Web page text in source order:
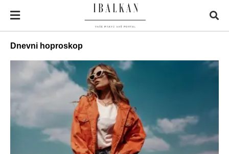
Dnevni hoproskop